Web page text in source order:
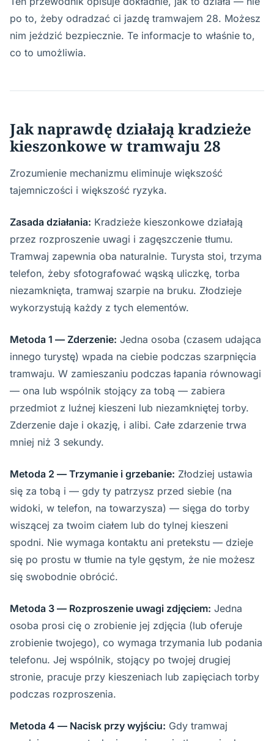
po to, żeby odradzać ci jazdę tramwajem 28. Możesz
nim jeździć bezpiecznie. Te informacje to właśnie to,
co to umożliwia.
Jak naprawdę działają kradzieże
kieszonkowe w tramwaju 28
Zrozumienie mechanizmu eliminuje większość
tajemniczości i większość ryzyka.
Zasada działania: Kradzieże kieszonkowe działają
przez rozproszenie uwagi i zagęszczenie tłumu.
Tramwaj zapewnia oba naturalnie. Turysta stoi, trzyma
telefon, żeby sfotografować wąską uliczkę, torba
niezamknięta, tramwaj szarpie na bruku. Złodzieje
wykorzystują każdy z tych elementów.
Metoda 1 — Zderzenie: Jedna osoba (czasem udająca
innego turystę) wpada na ciebie podczas szarpnięcia
tramwaju. W zamieszaniu podczas łapania równowagi
— ona lub wspólnik stojący za tobą — zabiera
przedmiot z luźnej kieszeni lub niezamkniętej torby.
Zderzenie daje i okazję, i alibi. Całe zdarzenie trwa
mniej niż 3 sekundy.
Metoda 2 — Trzymanie i grzebanie: Złodziej ustawia
się za tobą i — gdy ty patrzysz przed siebie (na
widoki, w telefon, na towarzysza) — sięga do torby
wiszącej za twoim ciałem lub do tylnej kieszeni
spodni. Nie wymaga kontaktu ani pretekstu — dzieje
się po prostu w tłumie na tyle gęstym, że nie możesz
się swobodnie obrócić.
Metoda 3 — Rozproszenie uwagi zdjęciem: Jedna
osoba prosi cię o zrobienie jej zdjęcia (lub oferuje
zrobienie twojego), co wymaga trzymania lub podania
telefonu. Jej wspólnik, stojący po twojej drugiej
stronie, pracuje przy kieszeniach lub zapięciach torby
podczas rozproszenia.
Metoda 4 — Nacisk przy wyjściu: Gdy tramwaj